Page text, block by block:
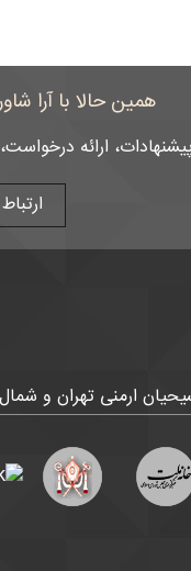
همین حالا با آرا
ارائه
ارمنی تهران و